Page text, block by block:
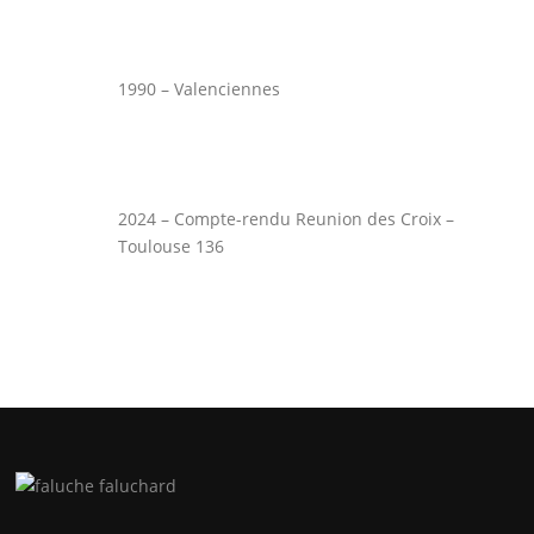
1990 – Valenciennes
2024 – Compte-rendu Reunion des Croix –
Toulouse 136